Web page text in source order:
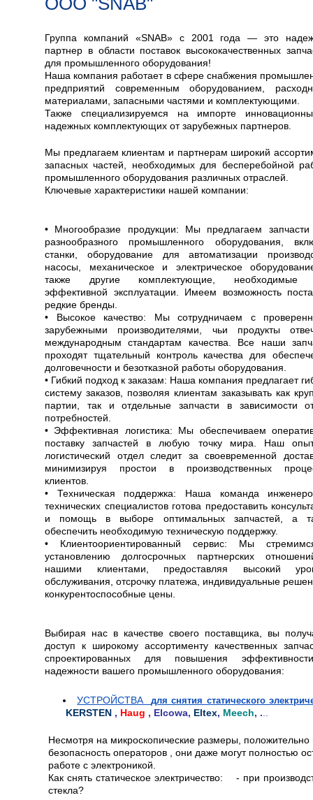
Группа компаний «SNAB» с 2001 года — это
партнер в области поставок высококачественных
для промышленного оборудования!
Наша компания работает в сфере снабжения
предприятий современным оборудованием,
материалами, запасными частями и комплектующими.
Также специализируемся на импорте
надежных комплектующих от зарубежных партнеров.
Мы предлагаем клиентам и партнерам широкий
запасных частей, необходимых для бесперебойной
промышленного оборудования различных отраслей.
Ключевые характеристики нашей компании:
• Многообразие продукции: Мы предлагаем
разнообразного промышленного оборудования,
станки, оборудование для автоматизации
насосы, механическое и электрическое
также другие комплектующие, необходимые
эффективной эксплуатации. Имеем возможность
редкие бренды.
• Высокое качество: Мы сотрудничаем с
зарубежными производителями, чьи продукты
международным стандартам качества. Все наши
проходят тщательный контроль качества для
долговечности и безотказной работы оборудования.
• Гибкий подход к заказам: Наша компания предлагает
систему заказов, позволяя клиентам заказывать как
партии, так и отдельные запчасти в зависимости
потребностей.
• Эффективная логистика: Мы обеспечиваем
поставку запчастей в любую точку мира. Наш
логистический отдел следит за своевременной
минимизируя простои в производственных
клиентов.
• Техническая поддержка: Наша команда
технических специалистов готова предоставить
и помощь в выборе оптимальных запчастей, а
обеспечить необходимую техническую поддержку.
• Клиентоориентированный сервис: Мы
установлению долгосрочных партнерских
нашими клиентами, предоставляя высокий
обслуживания, отсрочку платежа, индивидуальные
конкурентоспособные цены.
Выбирая нас в качестве своего поставщика, вы
доступ к широкому ассортименту качественных
спроектированных для повышения
надежности вашего промышленного оборудования:
УСТРОЙСТВА для снятия статического
KERSTEN , Haug , Elcowa, Eltex, Meech, .
Несмотря на микроскопические размеры,
безопасность операторов , они даже могут полностью
работе с электроникой.
Как снять статическое электричество: - при
стекла?